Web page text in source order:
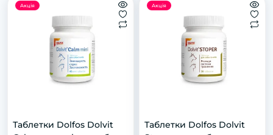
Акція
Таблетки Dolfos Dolvit
Акція
Тaблeтки Dоlfоs Dolvit